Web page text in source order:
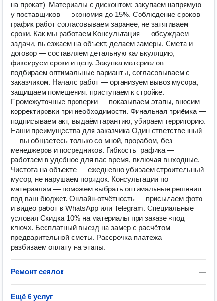
на прокат). Материалы с дисконтом: закупаем напрямую
у поставщиков — экономия до 15%. Соблюдение сроков:
график работ согласовываем заранее, не затягиваем
сроки. Как мы работаем Консультация — обсуждаем
задачи, выезжаем на объект, делаем замеры. Смета и
договор — составляем детальную калькуляцию,
фиксируем сроки и цену. Закупка материалов —
подбираем оптимальные варианты, согласовываем с
заказчиком. Начало работ — организуем вывоз мусора,
защищаем помещения, приступаем к стройке.
Промежуточные проверки — показываем этапы, вносим
корректировки при необходимости. Финальная приёмка —
подписываем акт, выдаём гарантию, убираем территорию.
Наши преимущества для заказчика Один ответственный
— вы общаетесь только со мной, прорабом, без
менеджеров и посредников. Гибкость графика —
работаем в удобное для вас время, включая выходные.
Чистота на объекте — ежедневно убираем строительный
мусор, не нарушаем порядок. Консультации по
материалам — поможем выбрать оптимальные решения
под ваш бюджет. Онлайн‑отчётность — присылаем фото
и видео работ в WhatsApp или Telegram. Специальные
условия Скидка 10% на материалы при заказе «под
ключ». Бесплатный выезд на замер с расчётом
предварительной сметы. Рассрочка платежа —
разбиваем оплату на этапы.
Ремонт сеялок —
Ещё 6 услуг